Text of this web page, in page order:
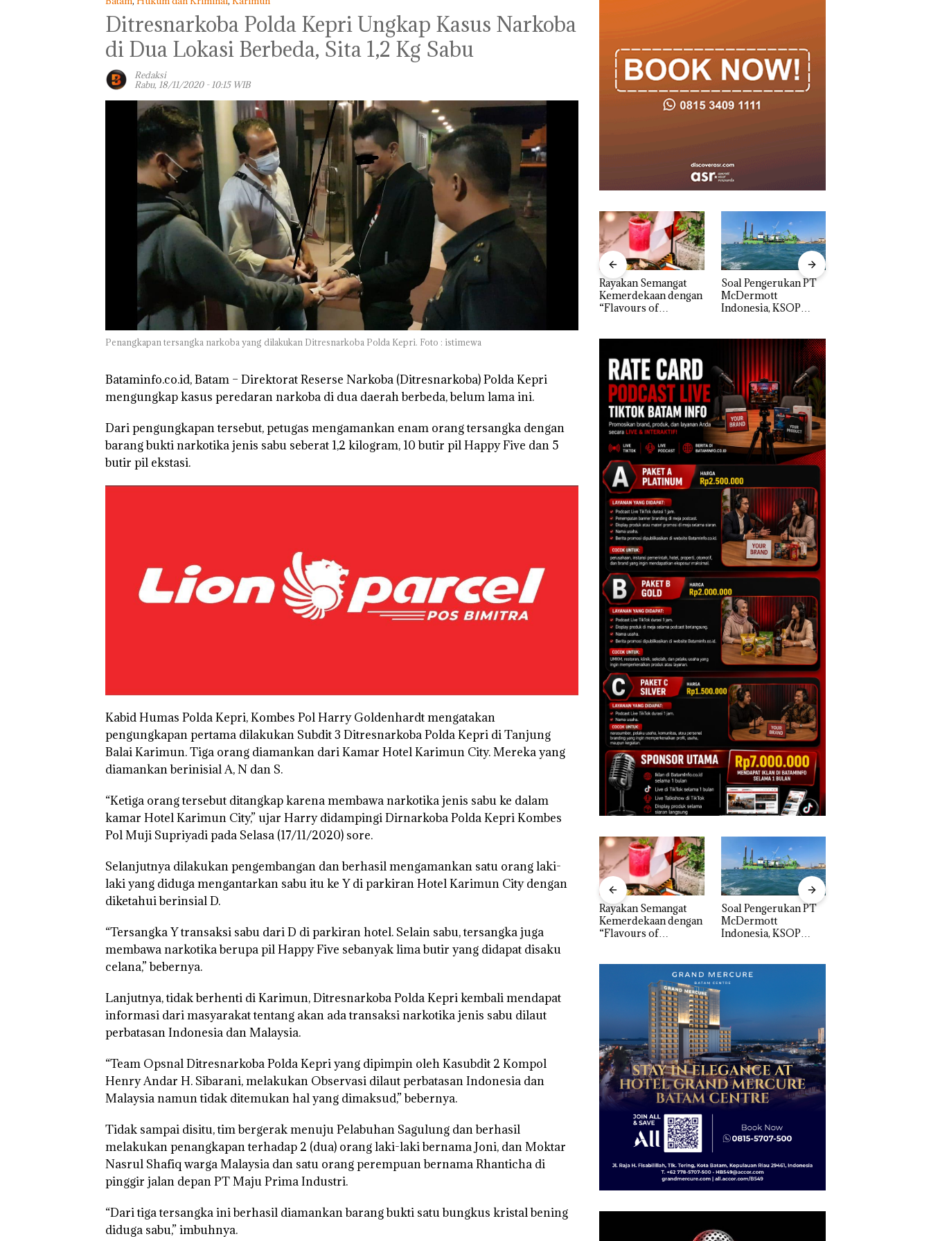
Ditresnarkoba Polda Kepri Ungkap Kasus Narkoba
di Dua Lokasi Berbeda, Sita 1,2 Kg Sabu
Redaksi
Rabu, 18/11/2020 - 10:15 WIB
Penangkapan tersangka narkoba yang dilakukan Ditresnarkoba Polda Kepri. Foto : istimewa
Bataminfo.co.id, Batam – Direktorat Reserse Narkoba (Ditresnarkoba) Polda Kepri
mengungkap kasus peredaran narkoba di dua daerah berbeda, belum lama ini.
Dari pengungkapan tersebut, petugas mengamankan enam orang tersangka dengan
barang bukti narkotika jenis sabu seberat 1,2 kilogram, 10 butir pil Happy Five dan 5
butir pil ekstasi.
Kabid Humas Polda Kepri, Kombes Pol Harry Goldenhardt mengatakan
pengungkapan pertama dilakukan Subdit 3 Ditresnarkoba Polda Kepri di Tanjung
Balai Karimun. Tiga orang diamankan dari Kamar Hotel Karimun City. Mereka yang
diamankan berinisial A, N dan S.
“Ketiga orang tersebut ditangkap karena membawa narkotika jenis sabu ke dalam
kamar Hotel Karimun City,” ujar Harry didampingi Dirnarkoba Polda Kepri Kombes
Pol Muji Supriyadi pada Selasa (17/11/2020) sore.
Selanjutnya dilakukan pengembangan dan berhasil mengamankan satu orang laki-
laki yang diduga mengantarkan sabu itu ke Y di parkiran Hotel Karimun City dengan
diketahui berinsial D.
“Tersangka Y transaksi sabu dari D di parkiran hotel. Selain sabu, tersangka juga
membawa narkotika berupa pil Happy Five sebanyak lima butir yang didapat disaku
celana,” bebernya.
Lanjutnya, tidak berhenti di Karimun, Ditresnarkoba Polda Kepri kembali mendapat
informasi dari masyarakat tentang akan ada transaksi narkotika jenis sabu dilaut
perbatasan Indonesia dan Malaysia.
“Team Opsnal Ditresnarkoba Polda Kepri yang dipimpin oleh Kasubdit 2 Kompol
Henry Andar H. Sibarani, melakukan Observasi dilaut perbatasan Indonesia dan
Malaysia namun tidak ditemukan hal yang dimaksud,” bebernya.
Tidak sampai disitu, tim bergerak menuju Pelabuhan Sagulung dan berhasil
melakukan penangkapan terhadap 2 (dua) orang laki-laki bernama Joni, dan Moktar
Nasrul Shafiq warga Malaysia dan satu orang perempuan bernama Rhanticha di
pinggir jalan depan PT Maju Prima Industri.
“Dari tiga tersangka ini berhasil diamankan barang bukti satu bungkus kristal bening
diduga sabu,” imbuhnya.
TNI AL Gagalkan
Penyelundupan 1,6
Ton Pasir Timah
Ilegal di Lingga,
Disembunyikan di
Bawah Kerambah
Menteri ATR Nusron
Wahid Sorot Skandal
Jual-Beli Kavling Laut
di Batam
Korupsi APBDes,
Negara Rugi Rp533
Rayakan Semangat
Kemerdekaan dengan
“Flavours of
‎Soal Pengerukan PT
McDermott
Indonesia, KSOP
Ada di BP Batam
Kibarkan Merah Putih
Dua Kali di Thailand
Sedimentasi Laut di
Kepri Harus
Dibuktikan Secara
Konservasi
Selaut Nonaktif
sebagai Tersangka
Korupsi APBDes,
Rayakan Semangat
Kemerdekaan dengan
“Flavours of
‎Soal Pengerukan PT
McDermott
Indonesia, KSOP
Ada di BP Batam